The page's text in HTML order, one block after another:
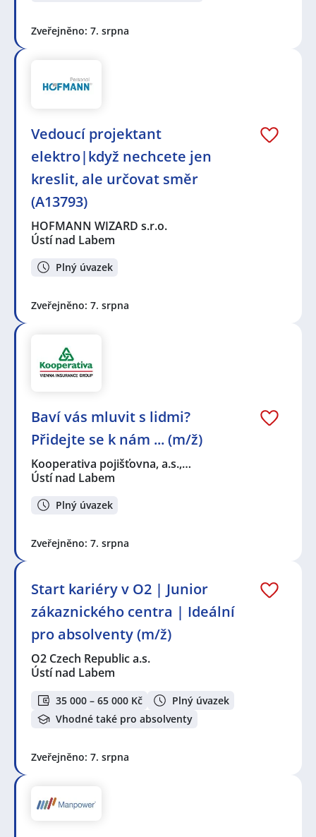
Zveřejněno: 7. srpna
Vedoucí projektant
elektro|když nechcete jen
kreslit, ale určovat směr
(A13793)
HOFMANN WIZARD s.r.o.
Ústí nad Labem
Plný úvazek
Zveřejněno: 7. srpna
Baví vás mluvit s lidmi?
Přidejte se k nám ... (m/ž)
Kooperativa pojišťovna, a.s.,…
Ústí nad Labem
Plný úvazek
Zveřejněno: 7. srpna
Start kariéry v O2 | Junior
zákaznického centra | Ideální
pro absolventy (m/ž)
O2 Czech Republic a.s.
Ústí nad Labem
35 000 – 65 000 Kč
Plný úvazek
Vhodné také pro absolventy
Zveřejněno: 7. srpna